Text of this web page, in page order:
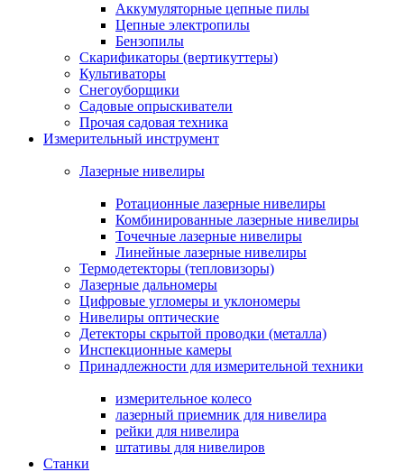
Аккумуляторные цепные пилы
Цепные электропилы
Бензопилы
Скарификаторы (вертикуттеры)
Культиваторы
Снегоуборщики
Садовые опрыскиватели
Прочая садовая техника
Измерительный инструмент
Лазерные нивелиры
Ротационные лазерные нивелиры
Комбинированные лазерные нивелиры
Точечные лазерные нивелиры
Линейные лазерные нивелиры
Термодетекторы (тепловизоры)
Лазерные дальномеры
Цифровые угломеры и уклономеры
Нивелиры оптические
Детекторы скрытой проводки (металла)
Инспекционные камеры
Принадлежности для измерительной техники
измерительное колесо
лазерный приемник для нивелира
рейки для нивелира
штативы для нивелиров
Станки